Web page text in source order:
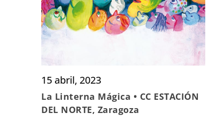
15 abril, 2023
La Linterna Mágica • CC ESTACIÓN
DEL NORTE, Zaragoza